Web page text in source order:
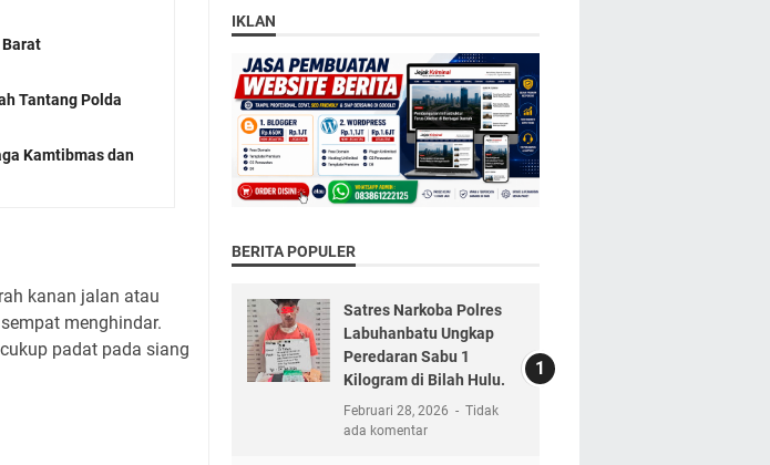
Barat
Tantang Polda
Kamtibmas dan
kanan jalan atau
menghindar.
padat pada siang
IKLAN
BERITA POPULER
Satres Narkoba Polres
Labuhanbatu Ungkap
Peredaran Sabu 1
Kilogram di Bilah Hulu.
Februari 28, 2026
Tidak
ada komentar